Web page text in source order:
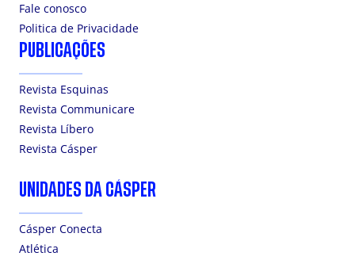
Fale conosco
Politica de Privacidade
PUBLICAÇÕES
Revista Esquinas
Revista Communicare
Revista Líbero
Revista Cásper
UNIDADES DA CÁSPER
Cásper Conecta
Atlética